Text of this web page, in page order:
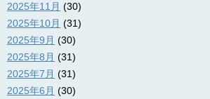
2025年11月 (30)
2025年10月 (31)
2025年9月 (30)
2025年8月 (31)
2025年7月 (31)
2025年6月 (30)